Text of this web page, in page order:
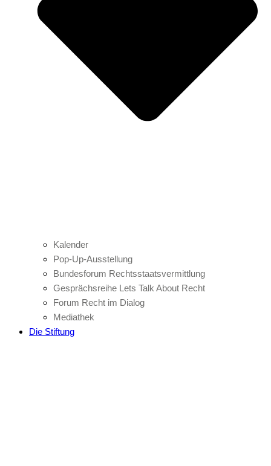
Kalender
Pop-Up-Ausstellung
Bundesforum Rechtsstaatsvermittlung
Gesprächsreihe Lets Talk About Recht
Forum Recht im Dialog
Mediathek
Die Stiftung